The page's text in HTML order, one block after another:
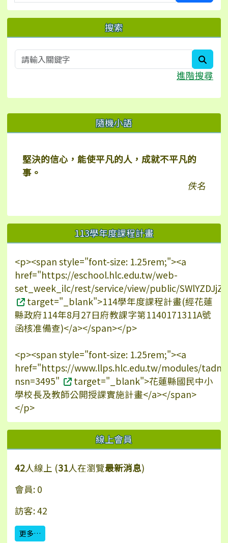
搜索
進階搜尋
右邊區域內容 隨機小語
堅決的信心，能使平凡的人，成就不平凡的
事。
佚名
113學年度課程計畫
<p><span style="font-size: 1.25rem;"><a
href="https://eschool.hlc.edu.tw/web-
set_week_ilc/rest/service/view/public/
target="_blank">114學年度課程計畫(經花蓮
縣政府114年8月27日府教課字第1140171311A號
函核准備查)</a></span></p>
<p><span style="font-size: 1.25rem;"><a
href="https://www.llps.hlc.edu.tw/modules/
nsn=3495"
target="_blank">花蓮縣國民中小
學校長及教師公開授課實施計畫</a></span>
</p>
線上會員
42人線上 (31人在瀏覽最新消息)
會員: 0
訪客: 42
更多…